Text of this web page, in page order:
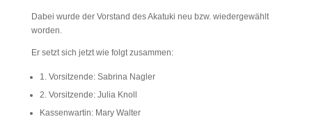
Dabei wurde der Vorstand des Akatuki neu bzw. wiedergewählt
worden.
Er setzt sich jetzt wie folgt zusammen:
1. Vorsitzende: Sabrina Nagler
2. Vorsitzende: Julia Knoll
Kassenwartin: Mary Walter